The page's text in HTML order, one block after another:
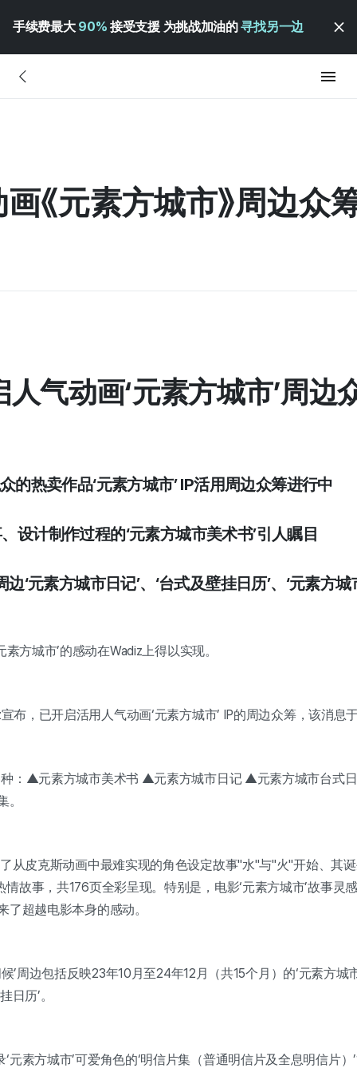
手续费最大 90% 接受支援 为挑战加油的寻找另一边
《元素方城市》周边众
气动画‘元素方城市’周边
的热卖作品‘元素方城市’ IP活用周边众筹进行中
设计制作过程的‘元素方城市美术书’引人瞩目
‘元素方城市日记’、‘台式及壁挂日历’、‘元素方
方城市’的感动在Wadiz上得以实现。
布，已开启活用人气动画‘元素方城市’ IP的周边众筹，该消息
：▲元素方城市美术书 ▲元素方城市日记 ▲元素方城市台式
了从皮克斯动画中最难实现的角色设定故事"水"与"火"开始、其
情故事，共176页全彩呈现。特别是，电影‘元素方城市’故事
了超越电影本身的感动。
’周边包括反映23年10月至24年12月（共15个月）的‘元素方城
日历’。
元素方城市’可爱角色的‘明信片集（普通明信片及全息明信片）